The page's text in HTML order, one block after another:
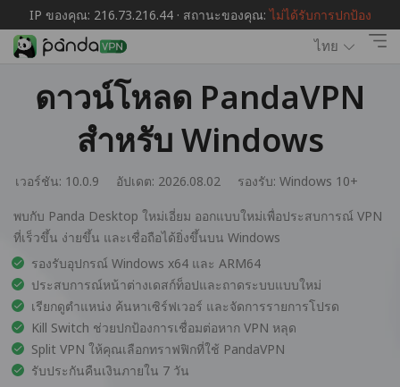
IP ของคุณ: 216.73.216.44 · สถานะของคุณ:ไม่ได้รับการปกป้อง
ไทย
ดาวน์โหลด PandaVPN
สำหรับ Windows
เวอร์ชัน: 10.0.9 อัปเดต: 2026.08.02 รองรับ: Windows 10+
พบกับ Panda Desktop ใหม่เอี่ยม ออกแบบใหม่เพื่อประสบการณ์ VPN
ที่เร็วขึ้น ง่ายขึ้น และเชื่อถือได้ยิ่งขึ้นบน Windows
รองรับอุปกรณ์ Windows x64 และ ARM64
ประสบการณ์หน้าต่างเดสก์ท็อปและถาดระบบแบบใหม่
เรียกดูตำแหน่ง ค้นหาเซิร์ฟเวอร์ และจัดการรายการโปรด
Kill Switch ช่วยปกป้องการเชื่อมต่อหาก VPN หลุด
Split VPN ให้คุณเลือกทราฟฟิกที่ใช้ PandaVPN
รับประกันคืนเงินภายใน 7 วัน